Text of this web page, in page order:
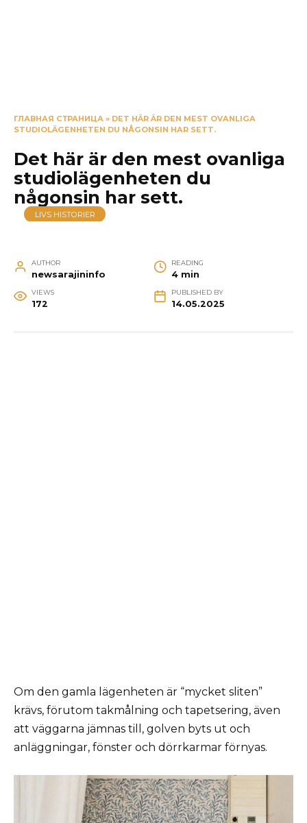
ГЛАВНАЯ СТРАНИЦА » DET HÄR ÄR DEN MEST OVANLIGA
STUDIOLÄGENHETEN DU NÅGONSIN HAR SETT.
Det här är den mest ovanliga
studiolägenheten du
någonsin har sett.
LIVS HISTORIER
AUTHOR
newsarajininfo
READING
4 min
VIEWS
172
PUBLISHED BY
14.05.2025
Om den gamla lägenheten är “mycket sliten”
krävs, förutom takmålning och tapetsering, även
att väggarna jämnas till, golven byts ut och
anläggningar, fönster och dörrkarmar förnyas.